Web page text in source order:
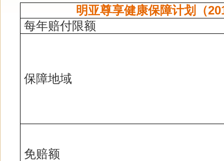
明亚尊享健康保障计划（
每年赔付限额
保障地域
免赔额